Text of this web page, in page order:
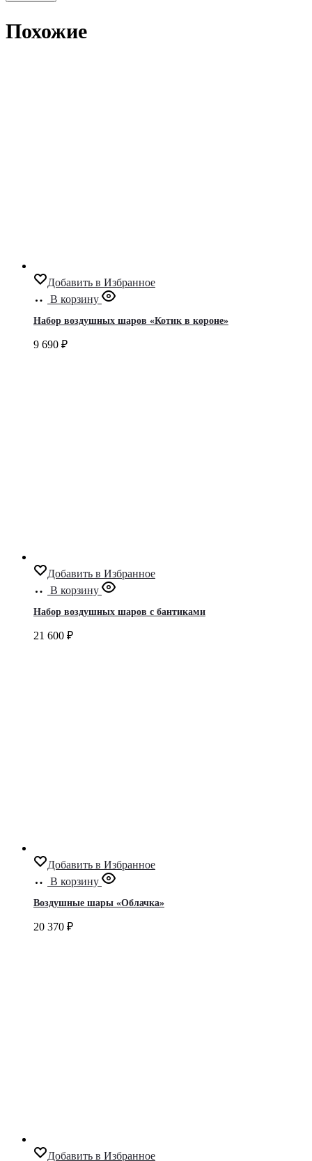
Похожие
Добавить в Избранное
В корзину
Набор воздушных шаров «Котик в короне»
9 690 ₽
Добавить в Избранное
В корзину
Набор воздушных шаров с бантиками
21 600 ₽
Добавить в Избранное
В корзину
Воздушные шары «Облачка»
20 370 ₽
Добавить в Избранное